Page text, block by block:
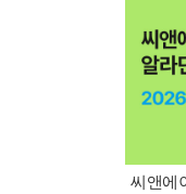
씨앤에